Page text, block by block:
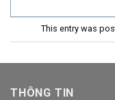
This entry was
THÔNG TIN